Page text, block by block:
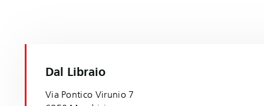
Dal Libraio
Via Pontico Virunio 7